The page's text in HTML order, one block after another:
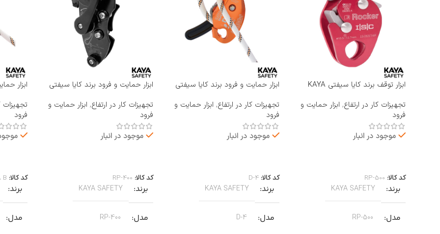
ابزار توقف برند کایا سیفتی KAYA
تجهیزات کار در ارتفاع, ابزار حمایت و
فرود
موجود در انبار
کد کالا: RP-500
برند KAYA SAFETY
مدل RP-500
ابزار حمایت و فرود برند کایا سیفتی
تجهیزات کار در ارتفاع, ابزار حمایت و
فرود
موجود در انبار
کد کالا: D-4
برند KAYA SAFETY
مدل D-4
ابزار حمایت و فرود برند کایا سیفتی
تجهیزات کار در ارتفاع, ابزار حمایت و
فرود
موجود در انبار
کد کالا: RP-400
برند KAYA SAFETY
مدل RP-400
ابزار
تجهیزات
فرود
کد کالا: B
برند
مدل